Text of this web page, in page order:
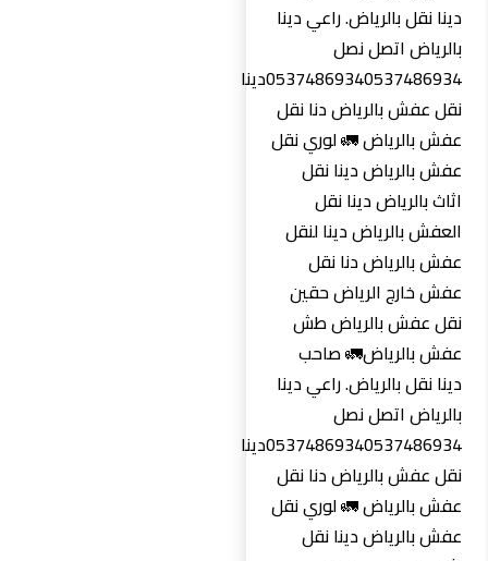
دينا نقل بالرياض. راعي دينا
بالرياض اتصل نصل
0537486934‏0537486934دينا
نقل عفش بالرياض دنا نقل
عفش بالرياض 🚛 لوري نقل
عفش بالرياض دينا نقل
اثاث بالرياض دينا نقل
العفش بالرياض دينا لنقل
عفش بالرياض دنا نقل
عفش خارج الرياض حقين
نقل عفش بالرياض طش
عفش بالرياض🚛 صاحب
دينا نقل بالرياض. راعي دينا
بالرياض اتصل نصل
0537486934‏0537486934دينا
نقل عفش بالرياض دنا نقل
عفش بالرياض 🚛 لوري نقل
عفش بالرياض دينا نقل